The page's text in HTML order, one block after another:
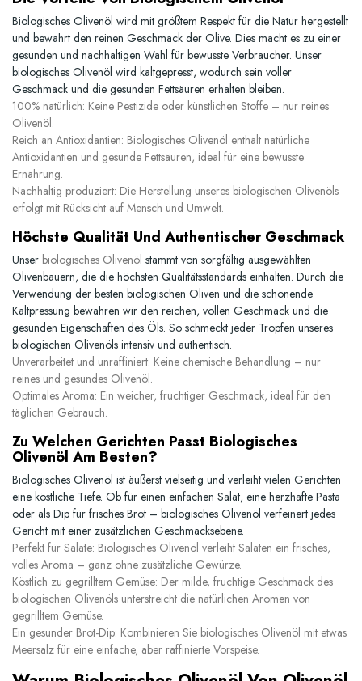
Biologisches Olivenöl wird mit größtem Respekt für die Natur hergestellt
und bewahrt den reinen Geschmack der Olive. Dies macht es zu einer
gesunden und nachhaltigen Wahl für bewusste Verbraucher. Unser
biologisches Olivenöl wird kaltgepresst, wodurch sein voller
Geschmack und die gesunden Fettsäuren erhalten bleiben.
100% natürlich: Keine Pestizide oder künstlichen Stoffe – nur reines
Olivenöl.
Reich an Antioxidantien: Biologisches Olivenöl enthält natürliche
Antioxidantien und gesunde Fettsäuren, ideal für eine bewusste
Ernährung.
Nachhaltig produziert: Die Herstellung unseres biologischen Olivenöls
erfolgt mit Rücksicht auf Mensch und Umwelt.
Höchste Qualität Und Authentischer Geschmack
Unser biologisches Olivenöl stammt von sorgfältig ausgewählten
Olivenbauern, die die höchsten Qualitätsstandards einhalten. Durch die
Verwendung der besten biologischen Oliven und die schonende
Kaltpressung bewahren wir den reichen, vollen Geschmack und die
gesunden Eigenschaften des Öls. So schmeckt jeder Tropfen unseres
biologischen Olivenöls intensiv und authentisch.
Unverarbeitet und unraffiniert: Keine chemische Behandlung – nur
reines und gesundes Olivenöl.
Optimales Aroma: Ein weicher, fruchtiger Geschmack, ideal für den
täglichen Gebrauch.
Zu Welchen Gerichten Passt Biologisches
Olivenöl Am Besten?
Biologisches Olivenöl ist äußerst vielseitig und verleiht vielen Gerichten
eine köstliche Tiefe. Ob für einen einfachen Salat, eine herzhafte Pasta
oder als Dip für frisches Brot – biologisches Olivenöl verfeinert jedes
Gericht mit einer zusätzlichen Geschmacksebene.
Perfekt für Salate: Biologisches Olivenöl verleiht Salaten ein frisches,
volles Aroma – ganz ohne zusätzliche Gewürze.
Köstlich zu gegrilltem Gemüse: Der milde, fruchtige Geschmack des
biologischen Olivenöls unterstreicht die natürlichen Aromen von
gegrilltem Gemüse.
Ein gesunder Brot-Dip: Kombinieren Sie biologisches Olivenöl mit etwas
Meersalz für eine einfache, aber raffinierte Vorspeise.